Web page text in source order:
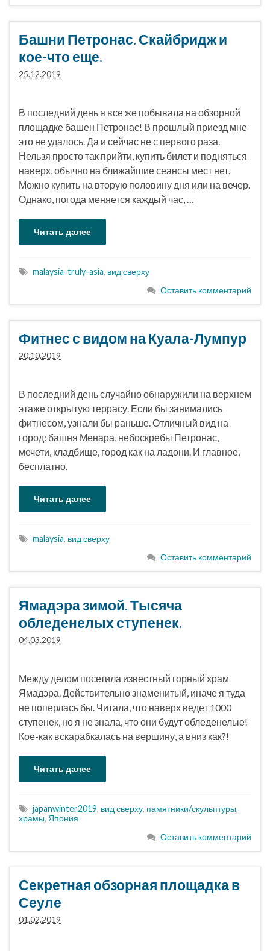
Башни Петронас. Скайбридж и
кое-что еще.
25.12.2019
В последний день я все же побывала на обзорной
площадке башен Петронас! В прошлый приезд мне
это не удалось. Да и сейчас не с первого раза.
Нельзя просто так прийти, купить билет и подняться
наверх, обычно на ближайшие сеансы мест нет.
Можно купить на вторую половину дня или на вечер.
Однако, погода меняется каждый час, …
Читать далее
malaysia-truly-asia, вид сверху
Оставить комментарий
Фитнес с видом на Куала-Лумпур
20.10.2019
В последний день случайно обнаружили на верхнем
этаже открытую террасу. Если бы занимались
фитнесом, узнали бы раньше. Отличный вид на
город: башня Менара, небоскребы Петронас,
мечети, кладбище, город как на ладони. И главное,
бесплатно.
Читать далее
malaysia, вид сверху
Оставить комментарий
Ямадэра зимой. Тысяча
обледенелых ступенек.
04.03.2019
Между делом посетила известный горный храм
Ямадэра. Действительно знаменитый, иначе я туда
не поперлась бы. Читала, что наверх ведет 1000
ступенек, но я не знала, что они будут обледенелые!
Кое-как вскарабкалась на вершину, а вниз как?!
Читать далее
japanwinter2019, вид сверху, памятники/скульптуры,
храмы, Япония
Оставить комментарий
Секретная обзорная площадка в
Сеуле
01.02.2019